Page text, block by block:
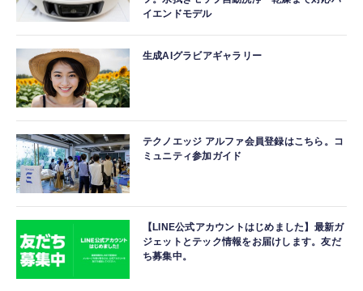
イエンドモデル
生成AIグラビアギャラリー
テクノエッジ アルファ会員登録はこちら。コ
ミュニティ参加ガイド
【LINE公式アカウントはじめました】最新ガ
ジェットとテック情報をお届けします。友だ
ち募集中。